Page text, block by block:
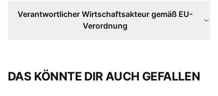
Verantwortlicher Wirtschaftsakteur gemäß EU-
Verordnung
DAS KÖNNTE DIR AUCH GEFALLEN